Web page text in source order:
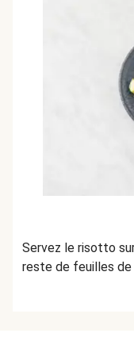
Servez le risotto
reste de feuilles de